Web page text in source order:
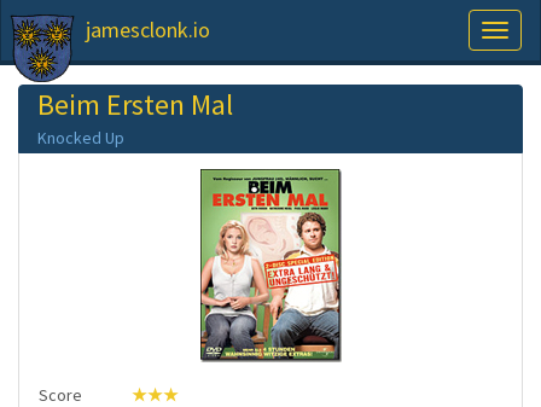
jamesclonk.io
Beim Ersten Mal
Knocked Up
Score
★★★